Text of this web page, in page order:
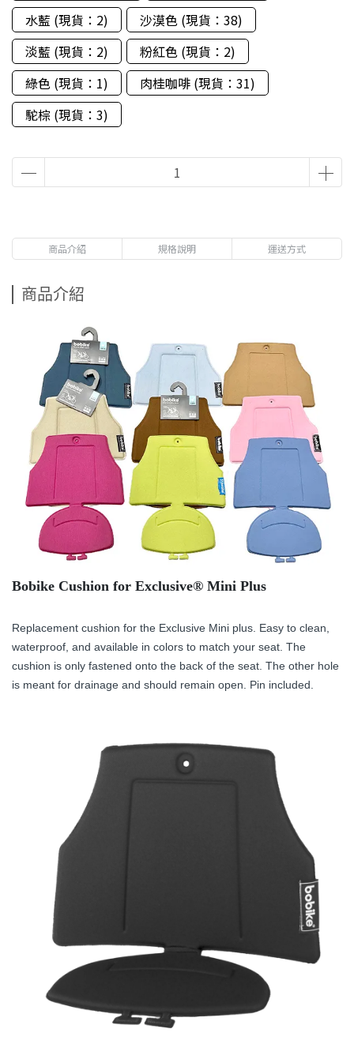
水藍 (現貨：2)
沙漠色 (現貨：38)
淡藍 (現貨：2)
粉紅色 (現貨：2)
綠色 (現貨：1)
肉桂咖啡 (現貨：31)
駝棕 (現貨：3)
商品介紹 規格說明 運送方式
商品介紹
Bobike Cushion for Exclusive® Mini Plus
Replacement cushion for the Exclusive Mini plus. Easy to clean,
waterproof, and available in colors to match your seat. The
cushion is only fastened onto the back of the seat. The other hole
is meant for drainage and should remain open. Pin included.